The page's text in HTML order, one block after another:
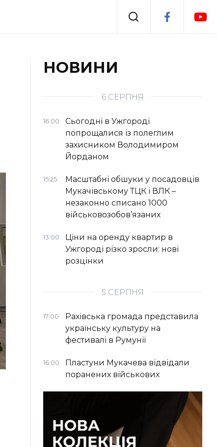
Події
НОВИНИ
6 СЕРПНЯ
16:00
Сьогодні в Ужгороді
попрощалися із полеглим
захисником Володимиром
Йорданом
15:25
Масштабні обшуки у посадовців
Мукачівському ТЦК і ВЛК –
незаконно списано 1000
військовозобов’язаних
13:00
Ціни на оренду квартир в
Ужгороді різко зросли: нові
розцінки
5 СЕРПНЯ
17:00
Рахівська громада представила
українську культуру на
фестивалі в Румунії
16:00
Пластуни Мукачева відвідали
поранених військових